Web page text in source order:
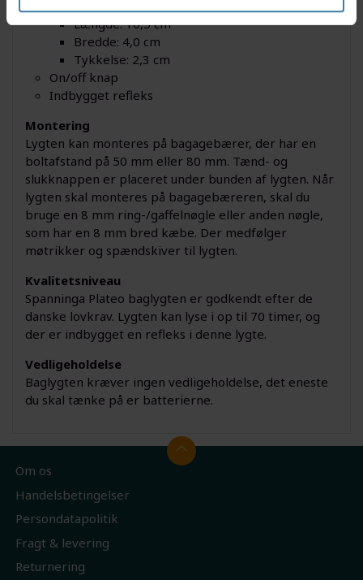
Længde: 10,5 cm
Bredde: 4,0 cm
Tykkelse: 2,3 cm
On/off knap
Indbygget refleks
Montering
Lygten kan monteres på bagagebærer, der har en
boltafstand på 50 mm eller 80 mm. Tænd- og
slukknappen er placeret under bunden af lygten. Når
lygten skal monteres på bagagebæreren, skal du
bruge en 8 mm ring-/gaffelnøgle eller anden nøgle,
som har en 8 mm bred kæbe. Der medfølger
møtrikker og spændskiver til lygten.
Kvalitetsniveau
Spanninga Plateo baglygten er godkendt efter de
danske lovkrav. Lygten kan lyse i op til 70 timer, og
der er indbygget en refleks i denne lygte.
Vedligeholdelse
Baglygten kræver ingen vedligeholdelse, det eneste
du skal tænke på er batterierne.
Om os
Handelsbetingelser
Persondatapolitik
Fragt & levering
Returnering